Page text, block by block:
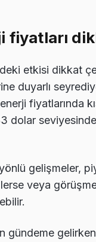
fiyatları
etkisi dikkat
duyarlı
fiyatlarında
dolar
gelişmeler,
veya
gündeme